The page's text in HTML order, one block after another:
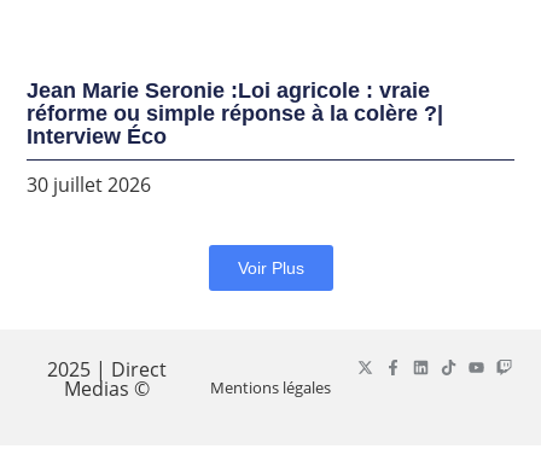
Jean Marie Seronie :Loi agricole : vraie
réforme ou simple réponse à la colère ?|
Interview Éco
30 juillet 2026
Voir Plus
2025 | Direct
Medias © Mentions légales